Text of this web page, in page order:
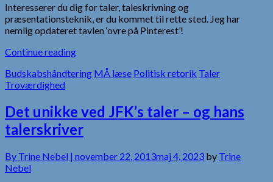
Interesserer du dig for taler, taleskrivning og
præsentationsteknik, er du kommet til rette sted. Jeg har
nemlig opdateret tavlen ‘ovre på Pinterest’!
Continue reading
Budskabshåndtering MÅ læse Politisk retorik Taler
Troværdighed
Det unikke ved JFK’s taler – og hans
talerskriver
By Trine Nebel | november 22, 2013maj 4, 2023 by Trine
Nebel